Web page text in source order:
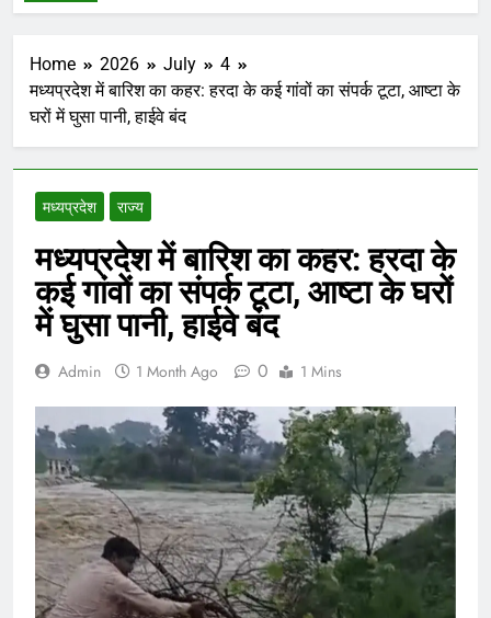
Home 2026 July
4
मध्यप्रदेश में बारिश का कहर: हरदा के कई गांवों का संपर्क टूटा, आष्टा के
घरों में घुसा पानी, हाईवे बंद
मध्‍यप्रदेश राज्य
मध्यप्रदेश में बारिश का कहर: हरदा के
कई गांवों का संपर्क टूटा, आष्टा के घरों
में घुसा पानी, हाईवे बंद
Admin 1 Month Ago 0 1 Mins